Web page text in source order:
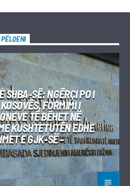
SHBA-SË: NGËRÇI PO I
FORMIMI I
TË BËHET NË
KUSHTETUTËN EDHE
E GJK-SË –